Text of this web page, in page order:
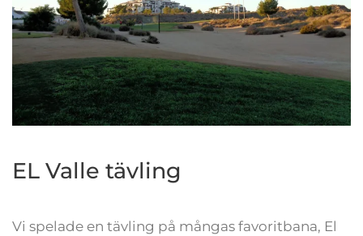
EL Valle tävling
Vi spelade en tävling på mångas favoritbana, El